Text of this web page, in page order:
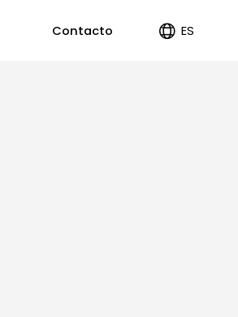
Contacto ES